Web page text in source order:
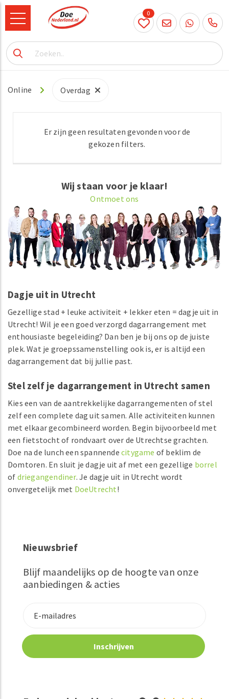
073
614
0
Online Overdag
Er zijn geen resultaten gevonden voor de
gekozen filters.
Wij staan voor je klaar!
Ontmoet ons
Dagje uit in Utrecht
Gezellige stad + leuke activiteit + lekker eten = dagje uit in
Utrecht! Wil je een goed verzorgd dagarrangement met
enthousiaste begeleiding? Dan ben je bij ons op de juiste
plek. Wat je groepssamenstelling ook is, er is altijd een
dagarrangement dat bij jullie past.
Stel zelf je dagarrangement in Utrecht samen
Kies een van de aantrekkelijke dagarrangementen of stel
zelf een complete dag uit samen. Alle activiteiten kunnen
met elkaar gecombineerd worden. Begin bijvoorbeeld met
een fietstocht of rondvaart over de Utrechtse grachten.
Doe na de lunch een spannende citygame of beklim de
Domtoren. En sluit je dagje uit af met een gezellige borrel
of driegangendiner. Je dagje uit in Utrecht wordt
onvergetelijk met DoeUtrecht!
Nieuwsbrief
Blijf maandelijks op de hoogte van onze
aanbiedingen & acties